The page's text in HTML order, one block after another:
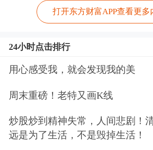
打开东方财富APP查看更多
24小时点击排行
用心感受我，就会发现我的美
周末重磅！老特又画K线
炒股炒到精神失常，人间悲剧！
远是为了生活，不是毁掉生活！